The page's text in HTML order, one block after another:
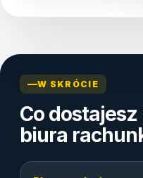
W SKRÓCIE
Co
biura